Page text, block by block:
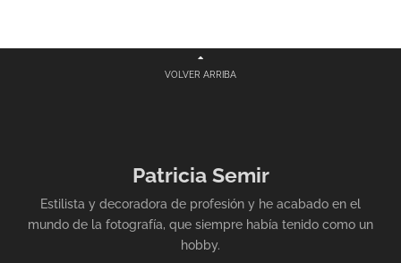
VOLVER ARRIBA
Patricia Semir
Estilista y decoradora de profesión y he acabado en el
mundo de la fotografía, que siempre había tenido como un
hobby.